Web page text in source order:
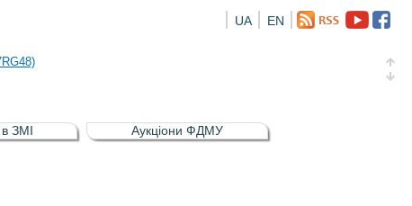
EN
UA
облігація відсоткова електронна іменна (ISIN UA5000016726)
(ISIN UA4000232607)
облігація відсоткова електронна іменна (ISIN UA5000016726)
в ЗМІ Аукціони ФДМУ